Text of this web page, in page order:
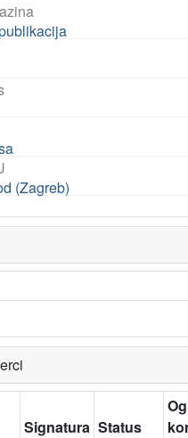
(Zagreb)
Signatura Status